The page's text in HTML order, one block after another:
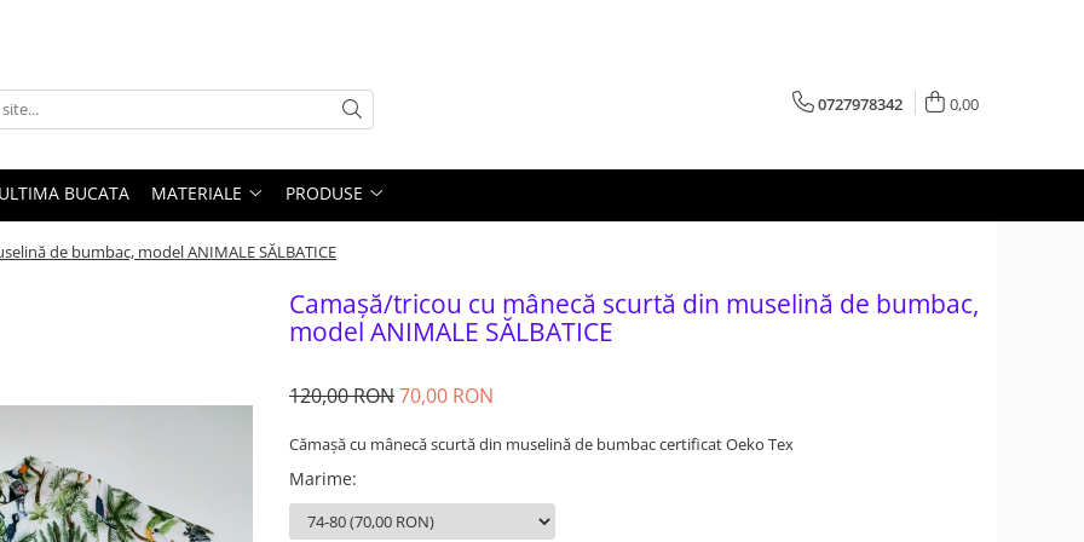
0727978342 0,00
ULTIMA BUCATA MATERIALE PRODUSE
de bumbac, model ANIMALE SĂLBATICE
Camașă/tricou cu mânecă scurtă din muselină de bumbac,
model ANIMALE SĂLBATICE
120,00 RON70,00 RON
Cămașă cu mânecă scurtă din muselină de bumbac certificat Oeko Tex
Marime: